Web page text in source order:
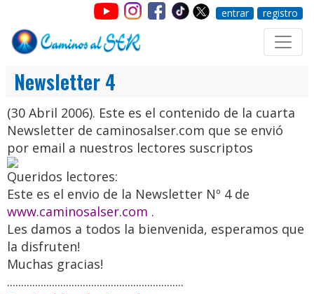
entrar registro
Newsletter 4
(30 Abril 2006). Este es el contenido de la cuarta
Newsletter de caminosalser.com que se envió
por email a nuestros lectores suscriptos
Queridos lectores:
Este es el envio de la Newsletter Nº 4de
www.caminosalser.com .
Les damos a todos la bienvenida, esperamos que
la disfruten!
Muchas gracias!
...............................................................